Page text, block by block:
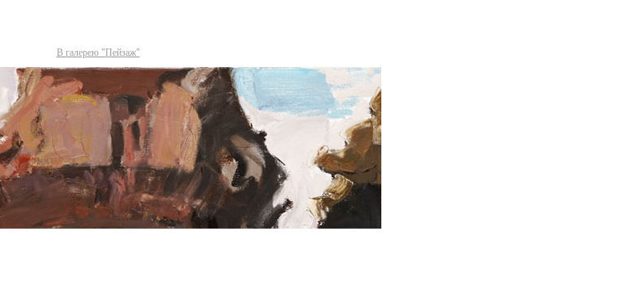
В галерею "Пейзаж"